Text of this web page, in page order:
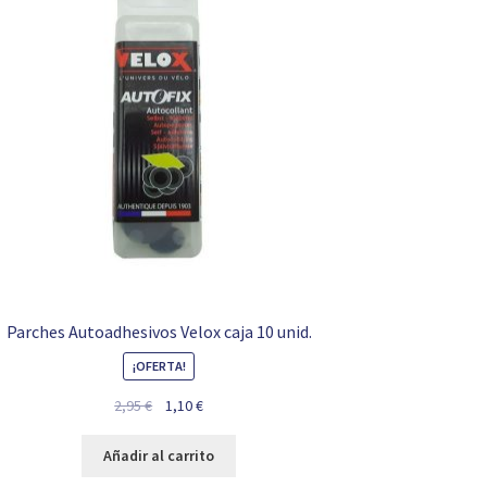
Parches Autoadhesivos Velox caja 10 unid.
¡OFERTA!
2,95€
original
1,10€El
actual
Añadir al carrito